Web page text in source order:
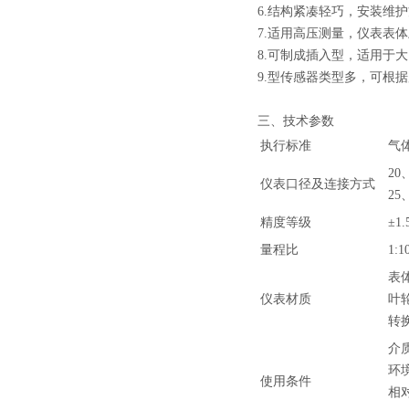
6.结构紧凑轻巧，安装维
7.适用高压测量，仪表表
8.可制成插入型，适用于
9.型传感器类型多，可根
三、技术参数
执行标准
气
仪表口径及连接方式
20
25
精度等级
量程比
仪表材质
表
叶
转
使用条件
介
环
相